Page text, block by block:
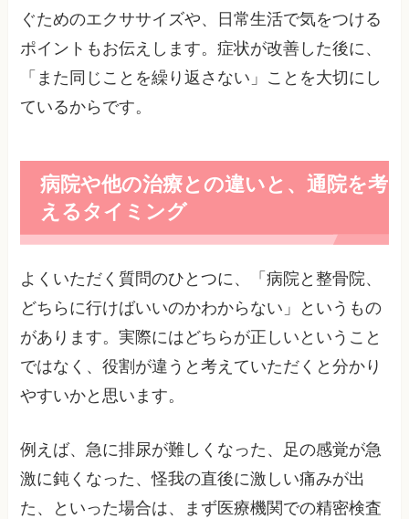
ぐためのエクササイズや、日常生活で気をつける
ポイントもお伝えします。症状が改善した後に、
「また同じことを繰り返さない」ことを大切にし
ているからです。
病院や他の治療との違いと、通院を考
えるタイミング
よくいただく質問のひとつに、「病院と整骨院、
どちらに行けばいいのかわからない」というもの
があります。実際にはどちらが正しいということ
ではなく、役割が違うと考えていただくと分かり
やすいかと思います。
例えば、急に排尿が難しくなった、足の感覚が急
激に鈍くなった、怪我の直後に激しい痛みが出
た、といった場合は、まず医療機関での精密検査